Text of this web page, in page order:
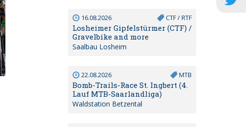
16.08.2026 CTF / RTF
Losheimer Gipfelstürmer (CTF) /
Gravelbike and more
Saalbau Losheim
22.08.2026 MTB
Bomb-Trails-Race St. Ingbert (4.
Lauf MTB-Saarlandliga)
Waldstation Betzental